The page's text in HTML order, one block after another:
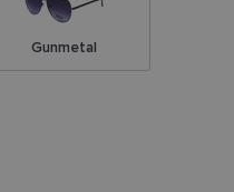
Gunmetal